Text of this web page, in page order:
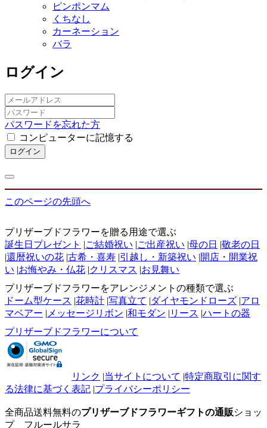
ピンポンマム
くちなし
カーネーション
バラ
ログイン
パスワードを忘れた方
コンピューターに記憶する
ログイン
このページの先頭へ
プリザーブドフラワーを贈る用途で選ぶ
誕生日プレゼント |ご結婚祝い |ご出産祝い |母の日 |敬老の日
|還暦祝いの花 |古希・喜寿 |引越し・新築祝い |開店・開業祝
い |お悔やみ・仏花 |クリスマス |お見舞い
プリザーブドフラワーをアレンジメントの種類で選ぶ
ドーム型ケース |花時計 |写真立て |ダイヤモンドローズ |アロ
マベアー | メッセージリボン |和モダン | リース |ハートの器
プリザーブドフラワーについて
リンク |当サイトについて |特定商取引に関す
る法律に基づく表記 |プライバシーポリシー
全商品送料無料のプリザーブドフラワーギフトの通販ショッ
プ フルールサラ